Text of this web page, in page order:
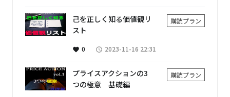
己を正しく知る価値観リ
スト
購読プラン
favorite 0 access_time 2023-11-16 22:31
プライスアクションの3
つの極意 基礎編
購読プラン